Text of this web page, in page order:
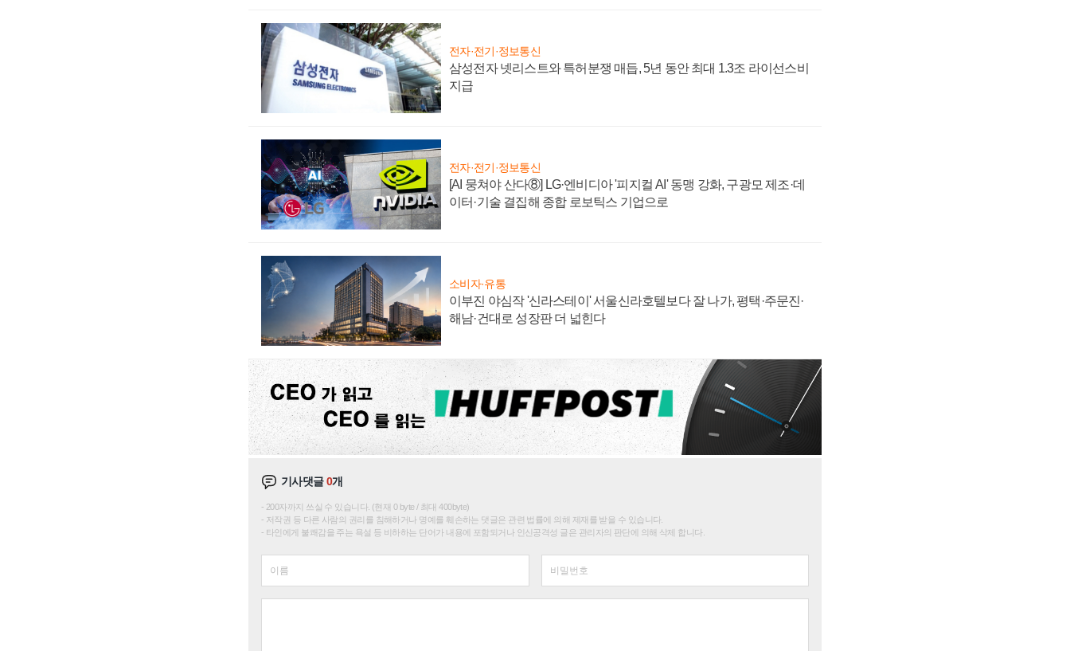
전자·전기·정보통신
삼성전자 넷리스트와 특허분쟁 매듭, 5년 동안 최대 1.3조 라이선스비
지급
전자·전기·정보통신
[AI 뭉쳐야 산다⑧] LG·엔비디아 '피지컬 AI' 동맹 강화, 구광모 제조·데
이터·기술 결집해 종합 로보틱스 기업으로
소비자·유통
이부진 야심작 '신라스테이' 서울신라호텔보다 잘 나가, 평택·주문진·
해남·건대로 성장판 더 넓힌다
기사댓글0개
200자까지 쓰실 수 있습니다. (현재 0 byte / 최대 400byte)
저작권 등 다른 사람의 권리를 침해하거나 명예를 훼손하는 댓글은 관련 법률에 의해 제재를 받을 수 있습니다.
타인에게 불쾌감을 주는 욕설 등 비하하는 단어가 내용에 포함되거나 인신공격성 글은 관리자의 판단에 의해 삭제 합니다.